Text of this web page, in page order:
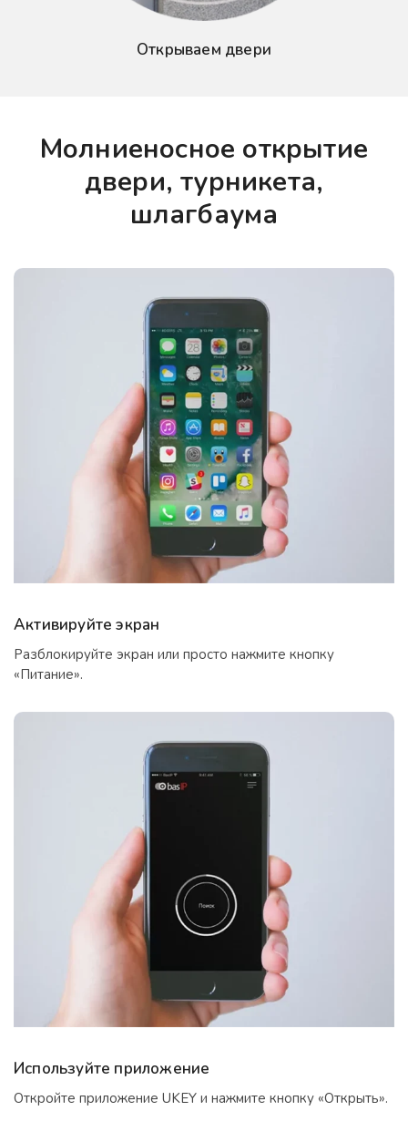
Открываем двери
Молниеносное открытие
двери, турникета,
шлагбаума
Активируйте экран
Разблокируйте экран или просто нажмите кнопку
«Питание».
Используйте приложение
Откройте приложение UKEY и нажмите кнопку «Открыть».